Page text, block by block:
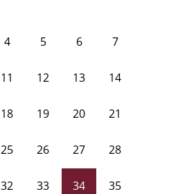
4 5 6 7
11 12 13 14
18 19 20 21
25 26 27 28
32 33 34 35